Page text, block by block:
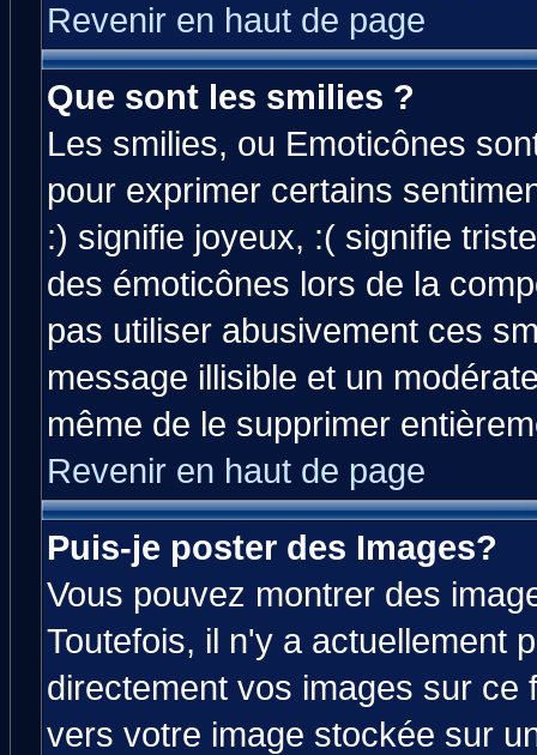
Revenir en haut de page
Que sont les smilies ?
Les smilies, ou Emoticônes
pour exprimer certains
:) signifie joyeux, :( signifie
des émoticônes lors de la
pas utiliser abusivement ces
message illisible et un
même de le supprimer
Revenir en haut de page
Puis-je poster des Images?
Vous pouvez montrer des
Toutefois, il n'y a actuellement
directement vos images sur ce
vers votre image stockée sur